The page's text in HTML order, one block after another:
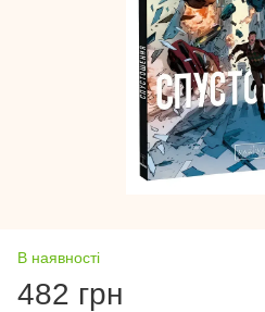
В наявності
482 грн